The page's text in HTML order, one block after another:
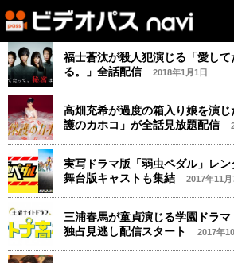
福士蒼汰が殺人犯演じる「愛し
る。」全話配信
2018年1月1日
高畑充希が過度の箱入り娘を演
護のカホコ」が全話見放題配信
実写ドラマ版「弱虫ペダル」レ
舞台版キャストも集結
2017年11月
三浦春馬が童貞演じる学園ドラ
独占見逃し配信スタート
2017年